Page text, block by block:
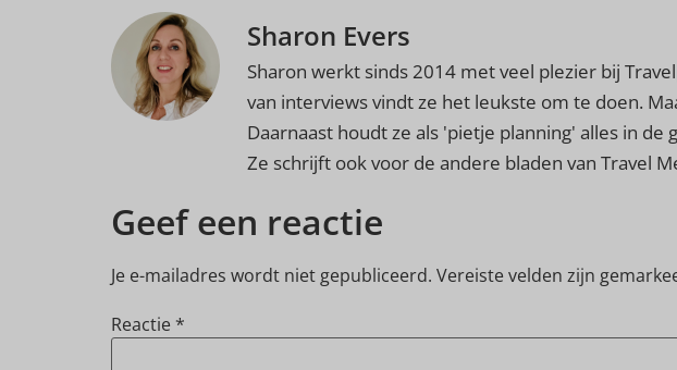
Sharon Evers
Sharon werkt sinds 2014 met veel plezier bij
van interviews vindt ze het leukste om te doen.
Daarnaast houdt ze als 'pietje planning' alles in
Ze schrijft ook voor de andere bladen van Travel
Geef een reactie
Je e-mailadres wordt niet gepubliceerd. Vereiste velden zijn
Reactie *